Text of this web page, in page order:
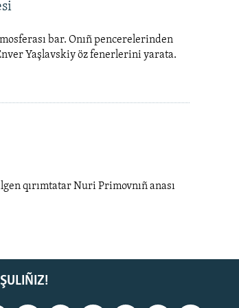
bar. Onıñ pencerelerinden
Yaşlavskiy öz fenerlerini yarata.
qırımtatar Nuri Primovnıñ anası